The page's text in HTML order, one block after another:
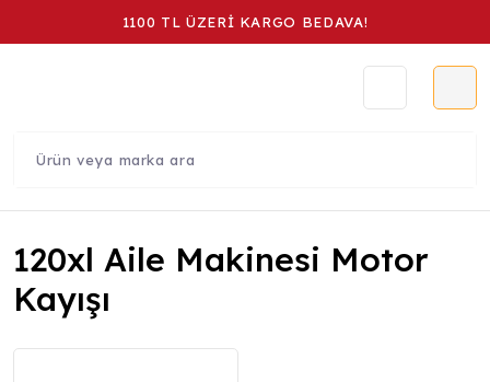
1100 TL ÜZERİ KARGO BEDAVA!
120xl Aile Makinesi Motor
Kayışı